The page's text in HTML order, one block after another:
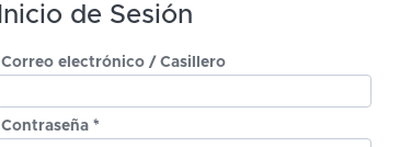
Inicio de Sesión
Correo electrónico / Casillero
Contraseña *